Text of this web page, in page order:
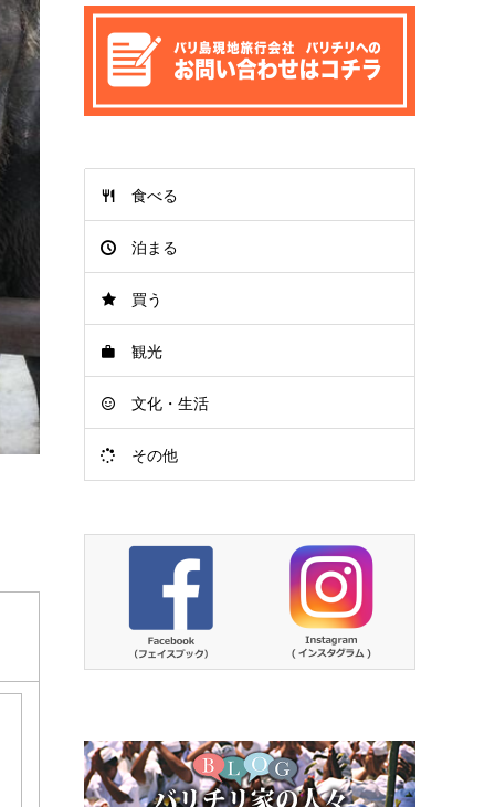
食べる
泊まる
買う
観光
文化・生活
その他